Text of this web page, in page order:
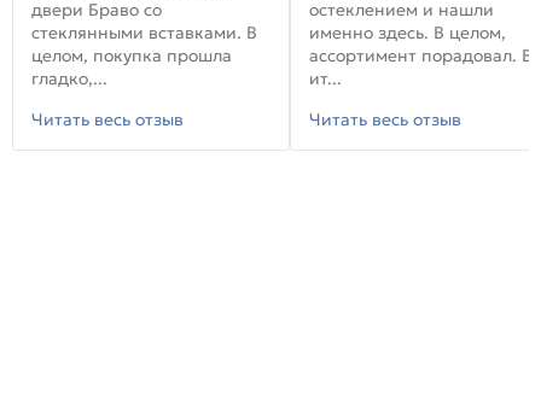
двери Браво со
стеклянными вставками. В
целом, покупка прошла
гладко,...
Читать весь отзыв
остеклением и нашли
именно здесь. В целом,
ассортимент порадовал. В
ит...
Читать весь отзыв